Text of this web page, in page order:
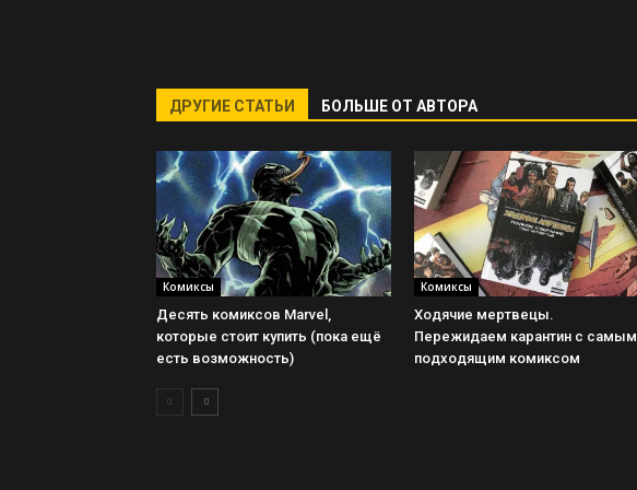
ДРУГИЕ СТАТЬИ БОЛЬШЕ ОТ АВТОРА
Комиксы
Десять комиксов Marvel,
которые стоит купить (пока ещё
есть возможность)
Комиксы
Ходячие мертвецы.
Пережидаем карантин с самым
подходящим комиксом